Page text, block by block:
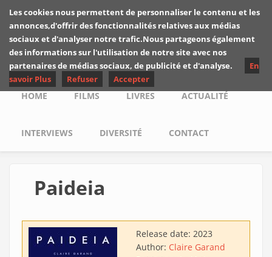
Skip to main content
Les critiques de
Yuyine
Main menu
HOME FILMS LIVRES ACTUALITÉ
INTERVIEWS DIVERSITÉ CONTACT
Paideia
Release date: 2023
Author: Claire Garand
Les cookies nous permettent de personnaliser le contenu et les
annonces,d'offrir des fonctionnalités relatives aux médias
sociaux et d'analyser notre trafic.Nous partageons également
des informations sur l'utilisation de notre site avec nos
partenaires de médias sociaux, de publicité et d'analyse.
En
savoir Plus
Refuser Accepter